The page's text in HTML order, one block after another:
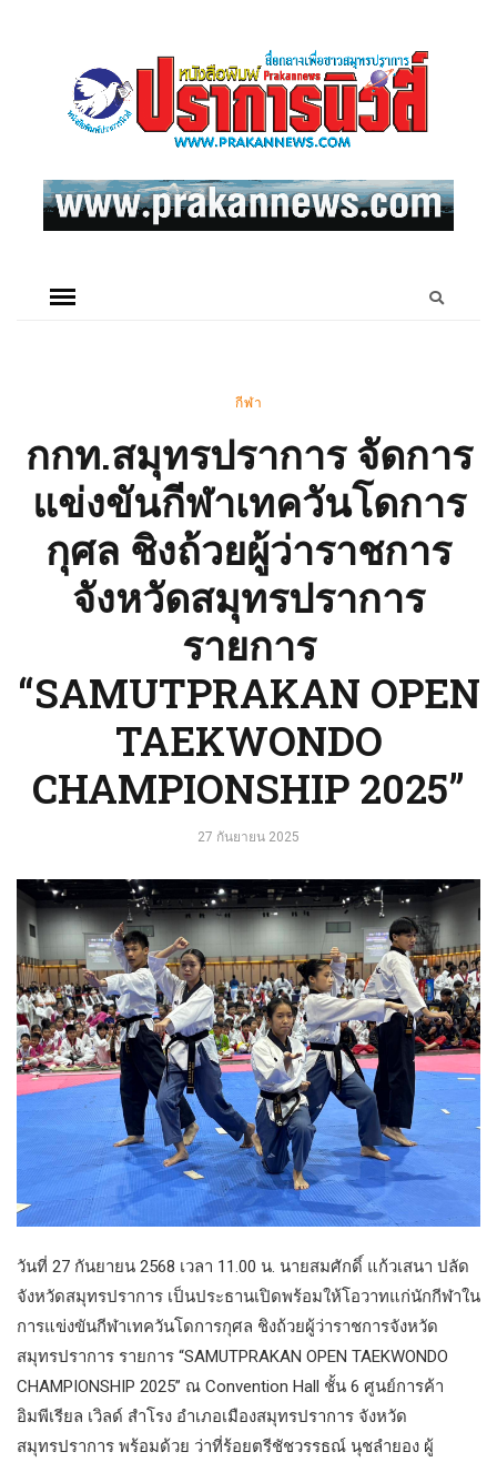
กีฬา
กกท.สมุทรปราการ จัดการ
แข่งขันกีฬาเทควันโดการ
กุศล ชิงถ้วยผู้ว่าราชการ
จังหวัดสมุทรปราการ
รายการ
“SAMUTPRAKAN OPEN
TAEKWONDO
CHAMPIONSHIP 2025”
27 กันยายน 2025
วันที่ 27 กันยายน 2568 เวลา 11.00 น. นายสมศักดิ์ แก้วเสนา ปลัด
จังหวัดสมุทรปราการ เป็นประธานเปิดพร้อมให้โอวาทแก่นักกีฬาใน
การแข่งขันกีฬาเทควันโดการกุศล ชิงถ้วยผู้ว่าราชการจังหวัด
สมุทรปราการ รายการ “SAMUTPRAKAN OPEN TAEKWONDO
CHAMPIONSHIP 2025” ณ Convention Hall ชั้น 6 ศูนย์การค้า
อิมพีเรียล เวิลด์ สำโรง อำเภอเมืองสมุทรปราการ จังหวัด
สมุทรปราการ พร้อมด้วย ว่าที่ร้อยตรีชัชวรรธณ์ นุชลำยอง ผู้